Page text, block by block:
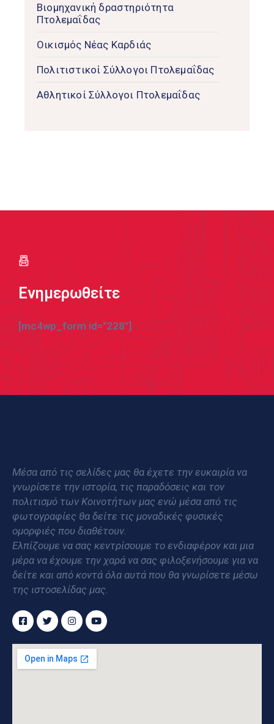
Βιομηχανική δραστηριότητα
Πτολεμαΐδας
Οικισμός Νέας Καρδιάς
Πολιτιστικοί Σύλλογοι Πτολεμαΐδας
Αθλητικοί Σύλλογοι Πτολεμαΐδας
Ενημερωθείτε
[mc4wp_form id="228"]
Μέσα από τις σελίδες μας θα έχετε την ευκαιρία να
γνωρίσετε την ιστορία, τις παραδόσεις και τον
πολιτισμό των Κοινοτήτων μας ενώ μέσα από τις
φωτογραφίες θα δείτε τις μοναδικές φυσικές
ομορφιές που διαθέτουν.
Ελπίζουμε να σας κεντρίσουμε το ενδιαφέρον και μια
μέρα να έχουμε την χαρά να σας φιλοξενήσουμε για να
δείτε και από κοντά όλα αυτά που θα γνωρίσετε μέσω
της ιστοσελίδας μας.